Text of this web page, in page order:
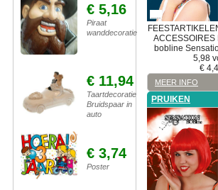
€ 5,16
Piraat
wanddecoratie
€ 11,94
Taartdecoratie
Bruidspaar in
auto
€ 3,74
Poster
ACCESSOIRES
bobline
5,98
€
MEER INFO
PRUIKEN